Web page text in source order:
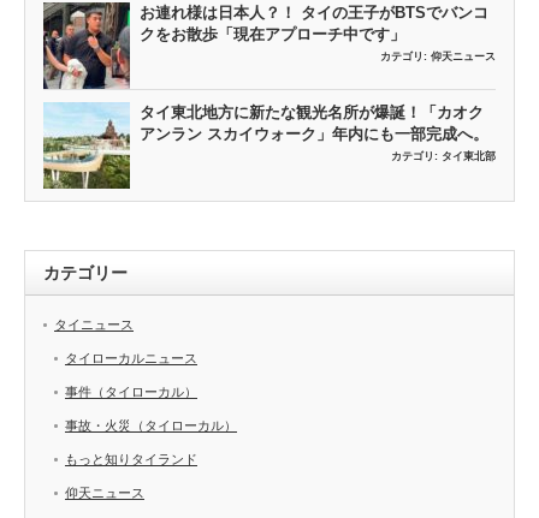
お連れ様は日本人？！ タイの王子がBTSでバンコ
クをお散歩「現在アプローチ中です」
カテゴリ: 仰天ニュース
タイ東北地方に新たな観光名所が爆誕！「カオク
アンラン スカイウォーク」年内にも一部完成へ。
カテゴリ: タイ東北部
カテゴリー
タイニュース
タイローカルニュース
事件（タイローカル）
事故・火災（タイローカル）
もっと知りタイランド
仰天ニュース